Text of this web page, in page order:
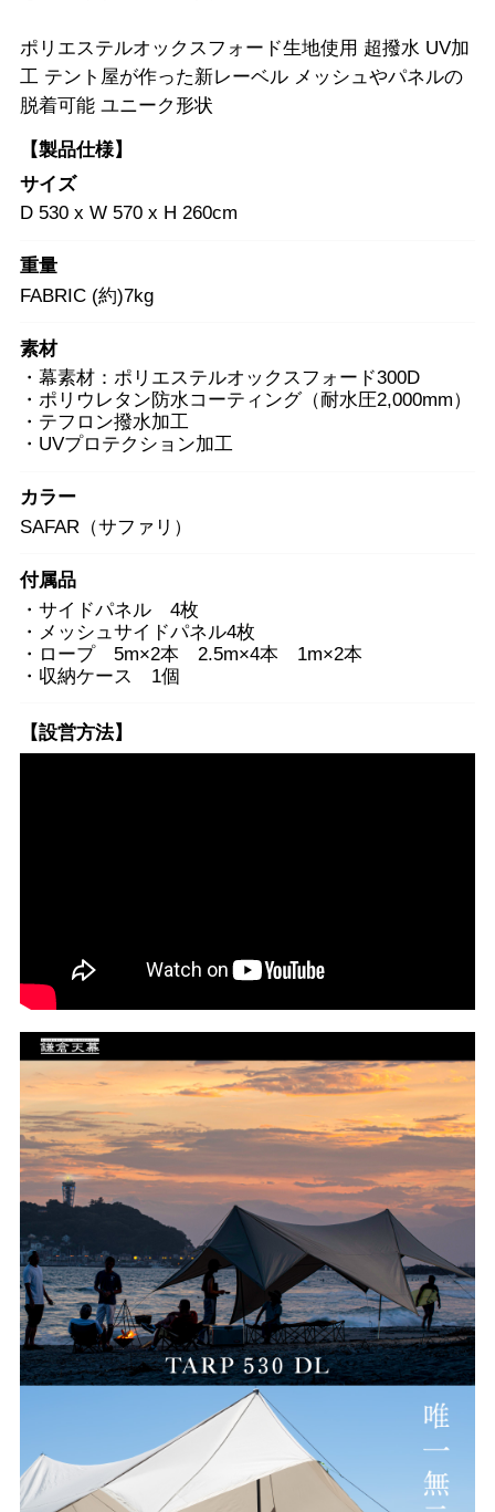
ポリエステルオックスフォード生地使用 超撥水 UV加
工 テント屋が作った新レーベル メッシュやパネルの
脱着可能 ユニーク形状
【製品仕様】
サイズ
D 530 x W 570 x H 260cm
重量
FABRIC (約)7kg
素材
・幕素材：ポリエステルオックスフォード300D
・ポリウレタン防水コーティング（耐水圧2,000mm）
・テフロン撥水加工
・UVプロテクション加工
カラー
SAFAR（サファリ）
付属品
・サイドパネル 4枚
・メッシュサイドパネル4枚
・ロープ 5m×2本 2.5m×4本 1m×2本
・収納ケース 1個
【設営方法】